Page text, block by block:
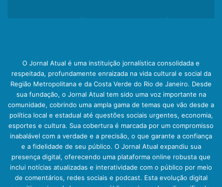
O Jornal Atual é uma instituição jornalística consolidada e
respeitada, profundamente enraizada na vida cultural e social da
Região Metropolitana e da Costa Verde do Rio de Janeiro. Desde
sua fundação, o Jornal Atual tem sido uma voz importante na
comunidade, cobrindo uma ampla gama de temas que vão desde a
política local e estadual até questões sociais urgentes, economia,
esportes e cultura. Sua cobertura é marcada por um compromisso
inabalável com a verdade e a precisão, o que garante a confiança
e a fidelidade de seu público. O Jornal Atual expandiu sua
presença digital, oferecendo uma plataforma online robusta que
inclui notícias atualizadas e interatividade com o público por meio
de comentários, redes sociais e podcast. Esta evolução digital